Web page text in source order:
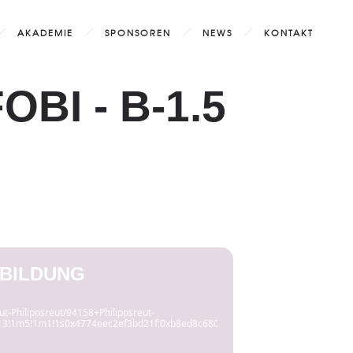
AKADEMIE SPONSOREN NEWS KONTAKT
- B-1.5
Philippsreut/94158+Philippsreut-